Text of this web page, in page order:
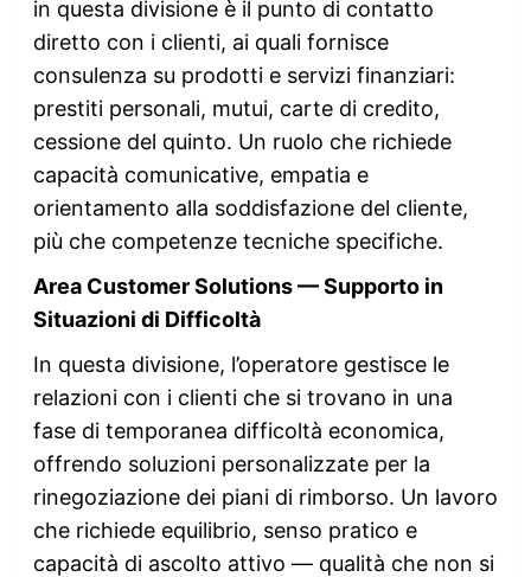
in questa divisione è il punto di contatto
diretto con i clienti, ai quali fornisce
consulenza su prodotti e servizi finanziari:
prestiti personali, mutui, carte di credito,
cessione del quinto. Un ruolo che richiede
capacità comunicative, empatia e
orientamento alla soddisfazione del cliente,
più che competenze tecniche specifiche.
Area Customer Solutions — Supporto in
Situazioni di Difficoltà
In questa divisione, l’operatore gestisce le
relazioni con i clienti che si trovano in una
fase di temporanea difficoltà economica,
offrendo soluzioni personalizzate per la
rinegoziazione dei piani di rimborso. Un lavoro
che richiede equilibrio, senso pratico e
capacità di ascolto attivo — qualità che non si